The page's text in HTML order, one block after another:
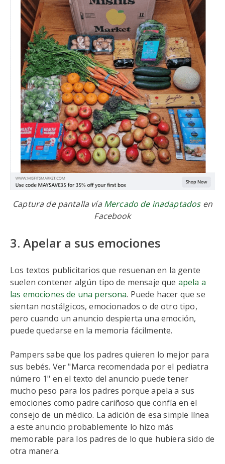
Captura de pantalla vía Mercado de inadaptadosen
Facebook
3. Apelar a sus emociones
Los textos publicitarios que resuenan en la gente
suelen contener algún tipo de mensaje que apela a
las emociones de una persona. Puede hacer que se
sientan nostálgicos, emocionados o de otro tipo,
pero cuando un anuncio despierta una emoción,
puede quedarse en la memoria fácilmente.
Pampers sabe que los padres quieren lo mejor para
sus bebés. Ver "Marca recomendada por el pediatra
número 1" en el texto del anuncio puede tener
mucho peso para los padres porque apela a sus
emociones como padre cariñoso que confía en el
consejo de un médico. La adición de esa simple línea
a este anuncio probablemente lo hizo más
memorable para los padres de lo que hubiera sido de
otra manera.